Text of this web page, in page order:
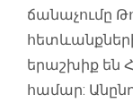
ճանաչումը
երաշխիք են
համար: